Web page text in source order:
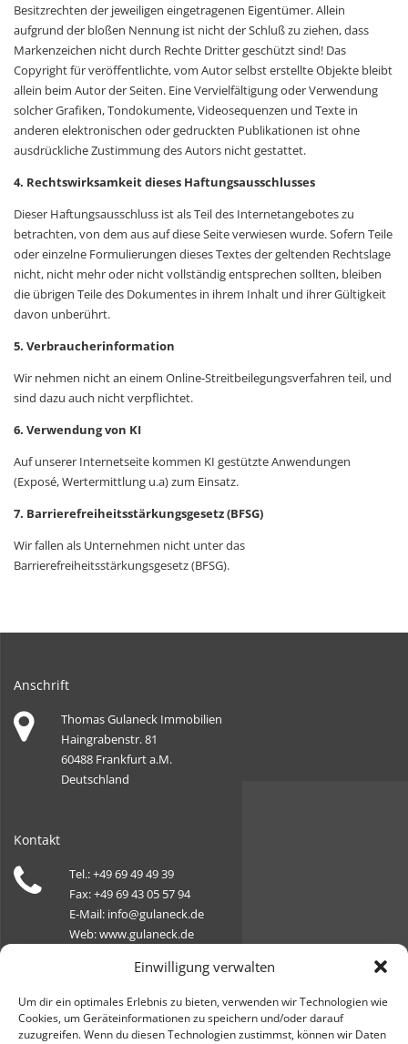
Einwilligung verwalten
Um dir ein optimales Erlebnis zu bieten, verwenden wir Technologien wie
Cookies, um Geräteinformationen zu speichern und/oder darauf
zuzugreifen. Wenn du diesen Technologien zustimmst, können wir Daten
Besitzrechten der jeweiligen eingetragenen Eigentümer. Allein
aufgrund der bloßen Nennung ist nicht der Schluß zu ziehen, dass
Markenzeichen nicht durch Rechte Dritter geschützt sind! Das
Copyright für veröffentlichte, vom Autor selbst erstellte Objekte bleibt
allein beim Autor der Seiten. Eine Vervielfältigung oder Verwendung
solcher Grafiken, Tondokumente, Videosequenzen und Texte in
anderen elektronischen oder gedruckten Publikationen ist ohne
ausdrückliche Zustimmung des Autors nicht gestattet.
4. Rechtswirksamkeit dieses Haftungsausschlusses
Dieser Haftungsausschluss ist als Teil des Internetangebotes zu
betrachten, von dem aus auf diese Seite verwiesen wurde. Sofern Teile
oder einzelne Formulierungen dieses Textes der geltenden Rechtslage
nicht, nicht mehr oder nicht vollständig entsprechen sollten, bleiben
die übrigen Teile des Dokumentes in ihrem Inhalt und ihrer Gültigkeit
davon unberührt.
5. Verbraucherinformation
Wir nehmen nicht an einem Online-Streitbeilegungsverfahren teil, und
sind dazu auch nicht verpflichtet.
6. Verwendung von KI
Auf unserer Internetseite kommen KI gestützte Anwendungen
(Exposé, Wertermittlung u.a) zum Einsatz.
7. Barrierefreiheitsstärkungsgesetz (BFSG)
Wir fallen als Unternehmen nicht unter das
Barrierefreiheitsstärkungsgesetz (BFSG).
Anschrift
Thomas Gulaneck Immobilien
Haingrabenstr. 81
60488 Frankfurt a.M.
Deutschland
Kontakt
Tel.: +49 69 49 49 39
Fax: +49 69 43 05 57 94
E-Mail: info@gulaneck.de
Web: www.gulaneck.de
Öffnungszeiten
Montag, Dienstag, Donnerstag, Freitag: